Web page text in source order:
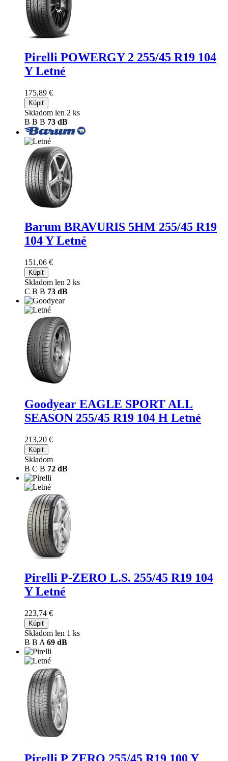
Pirelli POWERGY 2 255/45 R19 104
Y Letné
175,89 €
Kúpiť
Skladom len 2 ks
B B B 73 dB
Barum BRAVURIS 5HM 255/45 R19
104 Y Letné
151,06 €
Kúpiť
Skladom len 2 ks
C B B 73 dB
Goodyear EAGLE SPORT ALL
SEASON 255/45 R19 104 H Letné
213,20 €
Kúpiť
Skladom
B C B 72 dB
Pirelli P-ZERO L.S. 255/45 R19 104
Y Letné
223,74 €
Kúpiť
Skladom len 1 ks
B B A 69 dB